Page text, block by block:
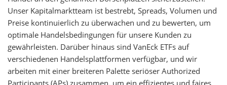
Unser Kapitalmarktteam ist bestrebt, Spreads, Volumen und
Preise kontinuierlich zu überwachen und zu bewerten, um
optimale Handelsbedingungen für unsere Kunden zu
gewährleisten. Darüber hinaus sind VanEck ETFs auf
verschiedenen Handelsplattformen verfügbar, und wir
arbeiten mit einer breiteren Palette seriöser Authorized
Participants (APs) zusammen, um ein effizientes und faires